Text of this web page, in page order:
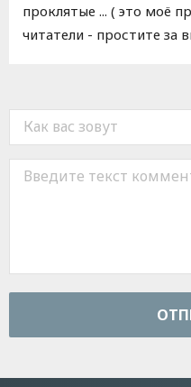
проклятые ... ( это моё
читатели - простите за